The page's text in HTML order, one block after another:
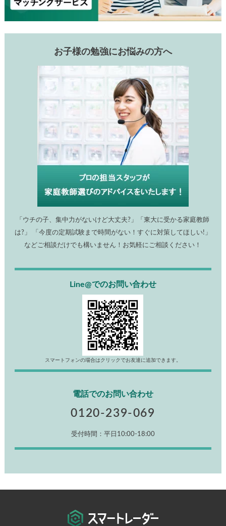
お子様の勉強にお悩みの方へ
「ウチの子、集中力がないけど大丈夫?」「東大に受かる家庭教師
は?」 「今度の定期試験まで時間がない！すぐに対策してほしい!」
などご相談だけでも構いません！お気軽にご相談ください！
Line@でのお問い合わせ
スマートフォンの場合はクリックでお友達に追加できます。
電話でのお問い合わせ
0120-239-069
受付時間：平日10:00-18:00